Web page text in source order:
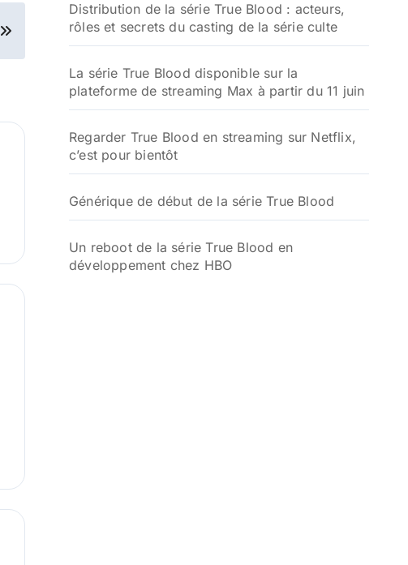
Distribution de la série True Blood : acteurs,
rôles et secrets du casting de la série culte
La série True Blood disponible sur la
plateforme de streaming Max à partir du 11 juin
Regarder True Blood en streaming sur Netflix,
c’est pour bientôt
Générique de début de la série True Blood
Un reboot de la série True Blood en
développement chez HBO